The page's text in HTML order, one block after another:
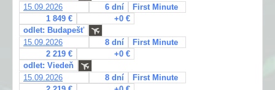
15.09.2026
6 dní
First Minute
1 849 €
+0 €
odlet: Budapešť
15.09.2026
8 dní
First Minute
2 219 €
+0 €
odlet: Viedeň
15.09.2026
8 dní
First Minute